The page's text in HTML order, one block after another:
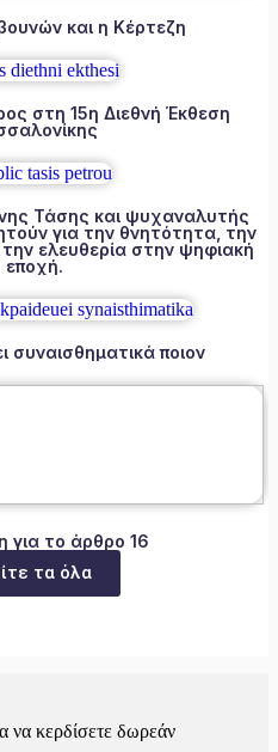
και η Κέρτεζη
στη 15η Διεθνή Έκθεση
Τάσης και ψυχαναλυτής
για την θνητότητα, την
την ελευθερία στην ψηφιακή
εποχή.
συναισθηματικά ποιον
για το άρθρο 16
τα όλα
να κερδίσετε δωρεάν